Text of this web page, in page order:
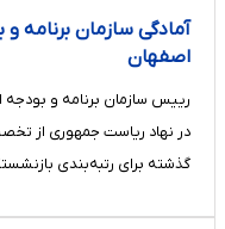
آمادگی سازمان برنامه و
اصفهان
رییس سازمان برنامه و بودجه
گذشته برای رتبه‌بندی